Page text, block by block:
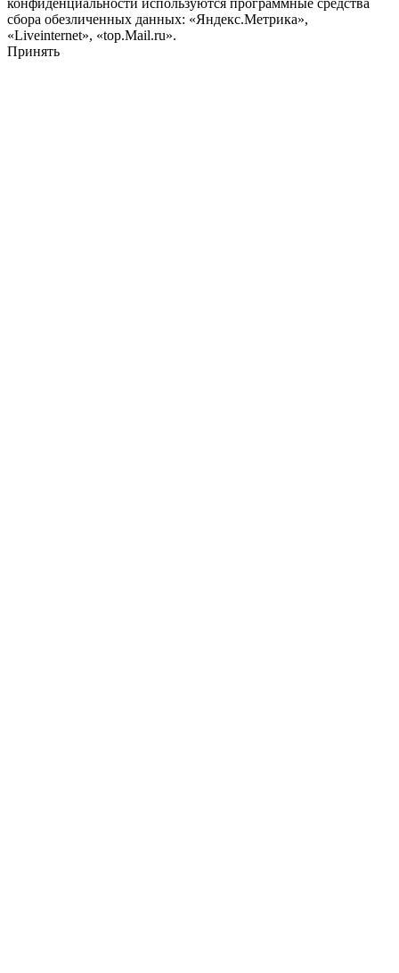
конфиденциальности используются программные средства
сбора обезличенных данных: «Яндекс.Метрика»,
«Liveinternet», «top.Mail.ru».
Принять